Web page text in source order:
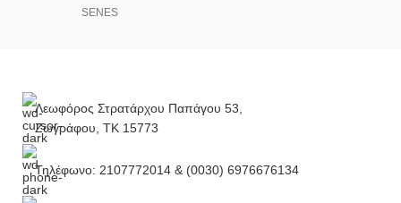
SENES
Λεωφόρος Στρατάρχου Παπάγου 53,
Ζωγράφου, ΤΚ 15773
Τηλέφωνο: 2107772014 & (0030) 6976676134